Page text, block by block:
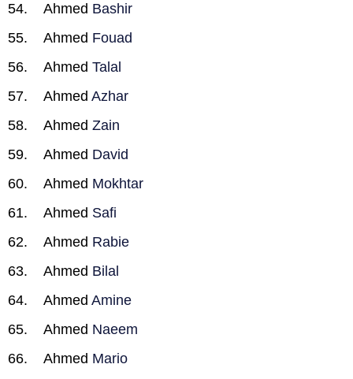
Ahmed Bashir
Ahmed Fouad
Ahmed Talal
Ahmed Azhar
Ahmed Zain
Ahmed David
Ahmed Mokhtar
Ahmed Safi
Ahmed Rabie
Ahmed Bilal
Ahmed Amine
Ahmed Naeem
Ahmed Mario